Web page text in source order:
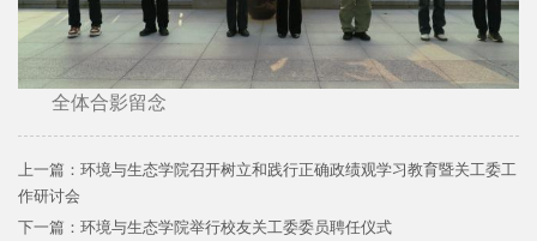
全体合影留念
上一篇： 环境与生态学院召开树立和践行正确政绩观学习教育暨关工委工
作研讨会
下一篇： 环境与生态学院举行校友关工委委员聘任仪式